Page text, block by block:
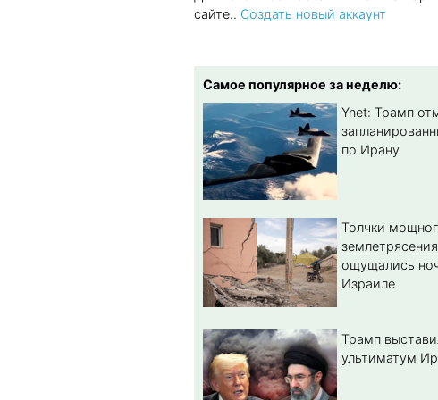
сайте.. Создать новый аккаунт
Самое популярное за неделю:
Ynet: Трамп
по Ирану
Толчки
ощущались
Израиле
Трамп
ультиматум